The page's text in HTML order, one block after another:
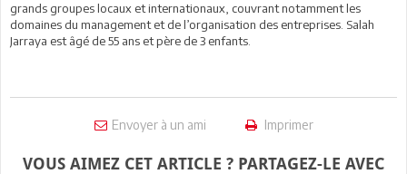
grands groupes locaux et internationaux, couvrant notamment les
domaines du management et de l’organisation des entreprises. Salah
Jarraya est âgé de 55 ans et père de 3 enfants.
Envoyer à un ami Imprimer
VOUS AIMEZ CET ARTICLE ? PARTAGEZ-LE AVEC